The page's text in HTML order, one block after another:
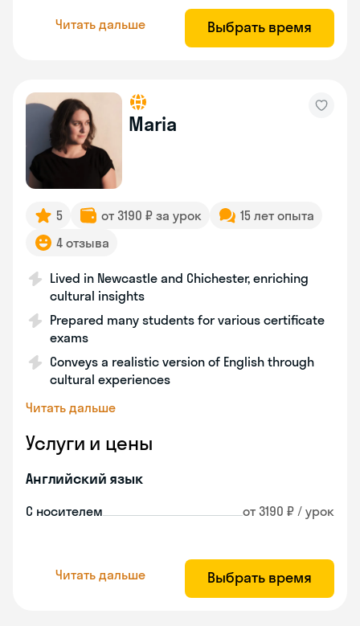
Читать дальше Выбрать время
Maria
5 от 3190 ₽ за урок
15 лет опыта
4 отзыва
Lived in Newcastle and Chichester, enriching
cultural insights
Prepared many students for various certificate
exams
Conveys a realistic version of English through
cultural experiences
Читать дальше
Услуги и цены
Английский язык
С носителем от 3190 ₽ / урок
Читать дальше Выбрать время